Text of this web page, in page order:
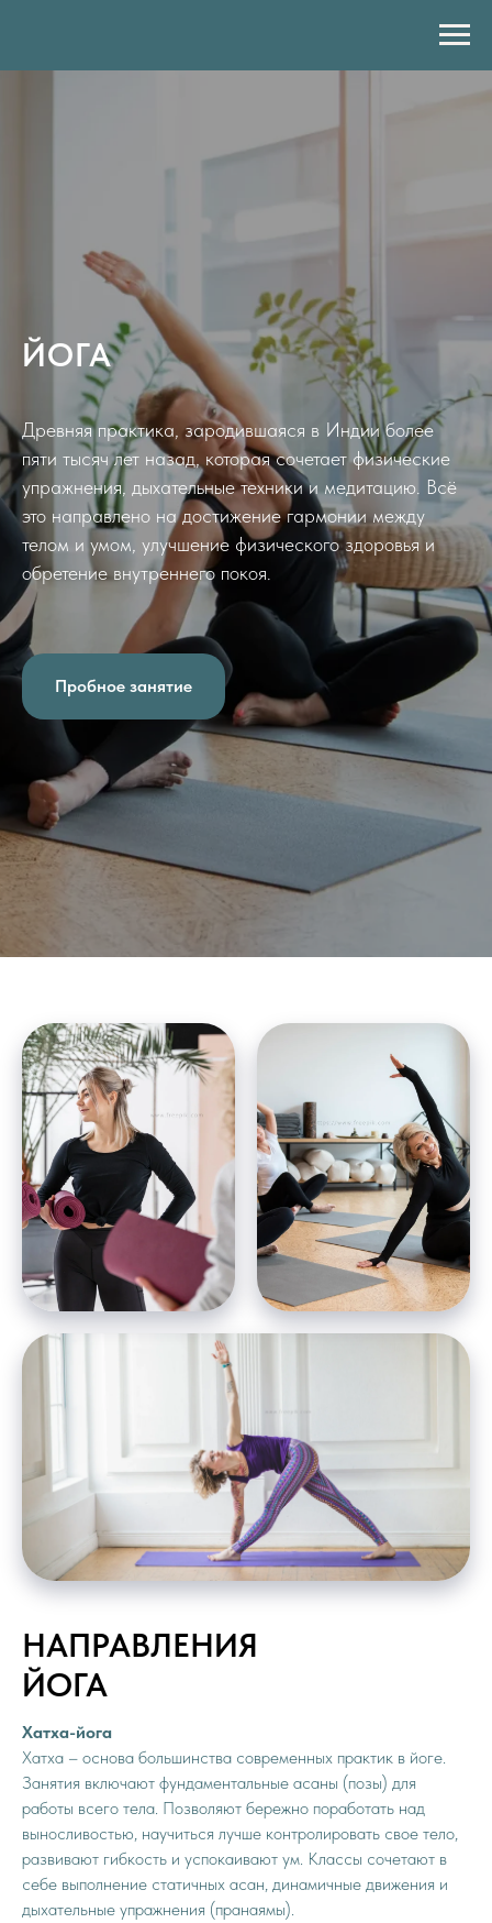
ЙОГА
Древняя практика, зародившаяся в Индии более
пяти тысяч лет назад, которая сочетает физические
упражнения, дыхательные техники и медитацию. Всё
это направлено на достижение гармонии между
телом и умом, улучшение физического здоровья и
обретение внутреннего покоя.
Пробное занятие
НАПРАВЛЕНИЯ
ЙОГА
Хатха-йога
Хатха – основа большинства современных практик в йоге.
Занятия включают фундаментальные асаны (позы) для
работы всего тела. Позволяют бережно поработать над
выносливостью, научиться лучше контролировать свое тело,
развивают гибкость и успокаивают ум. Классы сочетают в
себе выполнение статичных асан, динамичные движения и
дыхательные упражнения (пранаямы).